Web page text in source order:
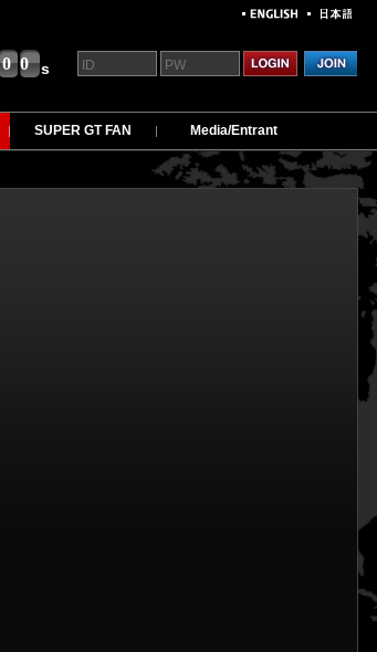
00s
SUPER GT FAN Media/Entrant